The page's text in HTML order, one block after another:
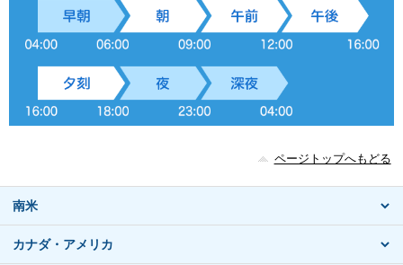
ページトップへもどる
南米
カナダ・アメリカ